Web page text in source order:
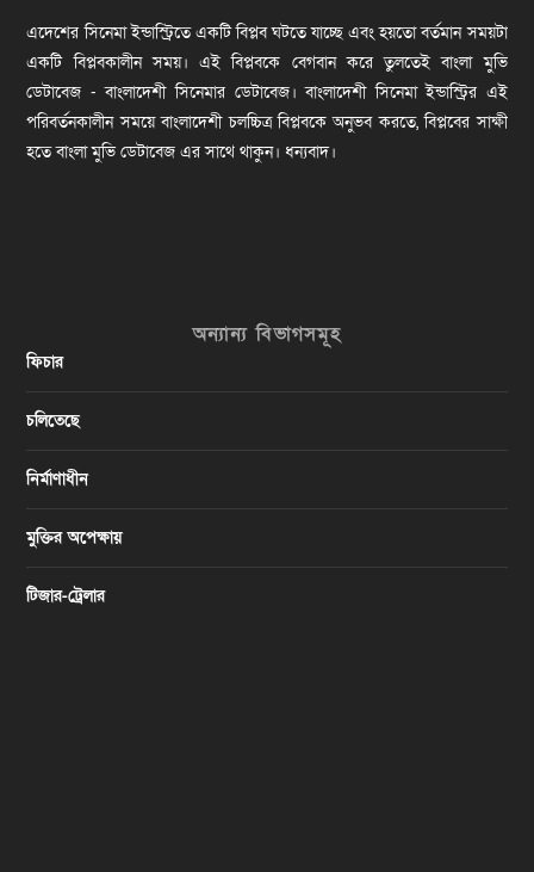
এদেশের সিনেমা ইন্ডাস্ট্রিতে একটি বিপ্লব ঘটতে যাচ্ছে এবং হয়তো বর্তমান সময়টা
একটি বিপ্লবকালীন সময়। এই বিপ্লবকে বেগবান করে তুলতেই বাংলা মুভি
ডেটাবেজ - বাংলাদেশী সিনেমার ডেটাবেজ। বাংলাদেশী সিনেমা ইন্ডাস্ট্রির এই
পরিবর্তনকালীন সময়ে বাংলাদেশী চলচ্চিত্র বিপ্লবকে অনুভব করতে, বিপ্লবের সাক্ষী
হতে বাংলা মুভি ডেটাবেজ এর সাথে থাকুন। ধন্যবাদ।
অন্যান্য বিভাগসমূহ
ফিচার
চলিতেছে
নির্মাণাধীন
মুক্তির অপেক্ষায়
টিজার-ট্রেলার